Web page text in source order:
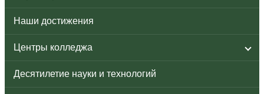
Наши достижения
Центры колледжа
Десятилетие науки и технологий